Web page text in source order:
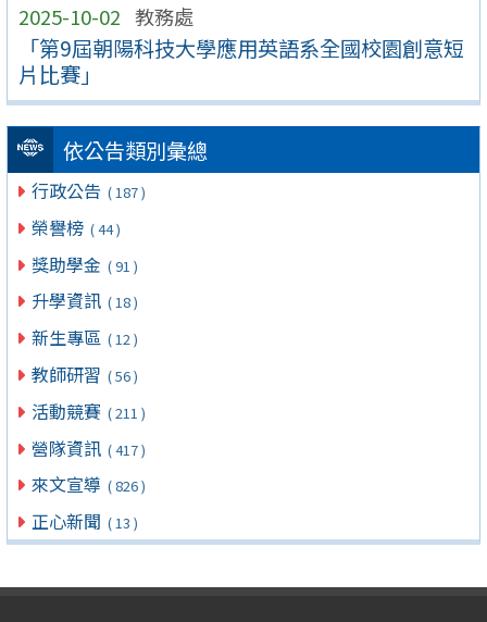
2025-10-02 教務處
「第9屆朝陽科技大學應用英語系全國校園創意短
片比賽」
依公告類別彙總
行政公告 ( 187 )
榮譽榜 ( 44 )
獎助學金 ( 91 )
升學資訊 ( 18 )
新生專區 ( 12 )
教師研習 ( 56 )
活動競賽 ( 211 )
營隊資訊 ( 417 )
來文宣導 ( 826 )
正心新聞 ( 13 )